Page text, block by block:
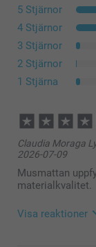
5 Stjärnor
4 Stjärnor
3 Stjärnor
2 Stjärnor
1 Stjärna
Claudia Moraga
2026-07-09
Musmattan
materialkvalitet.
Visa reaktioner